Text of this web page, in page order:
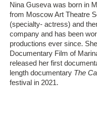
Nina Guseva was born in
from Moscow Art Theatre
(specialty- actress) and
company and has been
productions ever since.
Documentary Film of
released her first
length documentary The
festival in 2021.